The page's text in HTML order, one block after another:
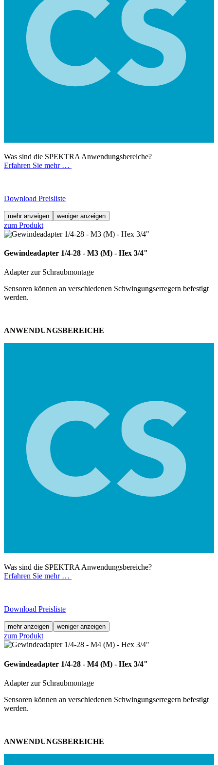
Was sind die SPEKTRA Anwendungsbereiche?
Erfahren Sie mehr …
Download Preisliste
mehr anzeigen weniger anzeigen
zum Produkt
Gewindeadapter 1/4-28 - M3 (M) - Hex 3/4"
Adapter zur Schraubmontage
Sensoren können an verschiedenen Schwingungserregern befestigt
werden.
ANWENDUNGSBEREICHE
Was sind die SPEKTRA Anwendungsbereiche?
Erfahren Sie mehr …
Download Preisliste
mehr anzeigen weniger anzeigen
zum Produkt
Gewindeadapter 1/4-28 - M4 (M) - Hex 3/4"
Adapter zur Schraubmontage
Sensoren können an verschiedenen Schwingungserregern befestigt
werden.
ANWENDUNGSBEREICHE